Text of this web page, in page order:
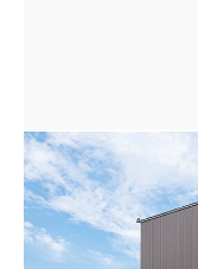
縦貼りと横貼りの2
せ、玄関周りに窯業
た個性的な外観